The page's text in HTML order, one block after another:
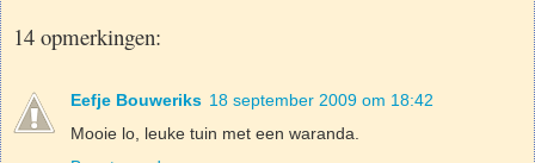
14 opmerkingen:
Eefje Bouweriks 18 september 2009 om 18:42
Mooie lo, leuke tuin met een waranda.